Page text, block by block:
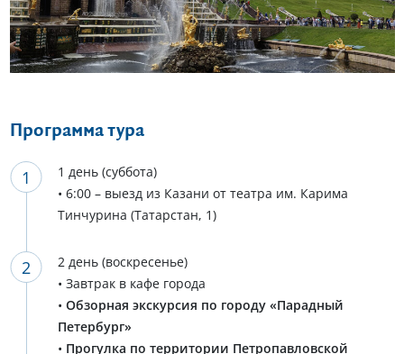
Еще 13 фото
Программа тура
1 день (суббота)
• 6:00 – выезд из Казани от театра им. Карима
Тинчурина (Татарстан, 1)
2 день (воскресенье)
• Завтрак в кафе города
• Обзорная экскурсия по городу «Парадный
Петербург»
• Прогулка по территории Петропавловской